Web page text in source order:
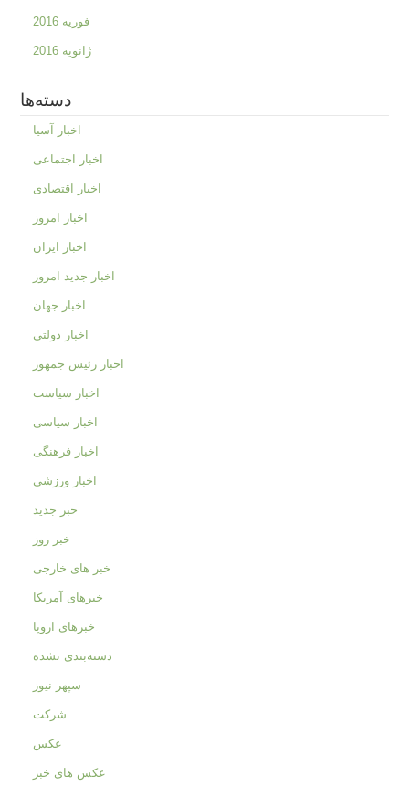
فوریه 2016
ژانویه 2016
دسته‌ها
اخبار آسیا
اخبار اجتماعی
اخبار اقتصادی
اخبار امروز
اخبار ایران
اخبار جدید امروز
اخبار جهان
اخبار دولتی
اخبار رئیس جمهور
اخبار سیاست
اخبار سیاسی
اخبار فرهنگی
اخبار ورزشی
خبر جدید
خبر روز
خبر های خارجی
خبرهای آمریکا
خبرهای اروپا
دسته‌بندی نشده
سپهر نیوز
شرکت
عکس
عکس های خبر